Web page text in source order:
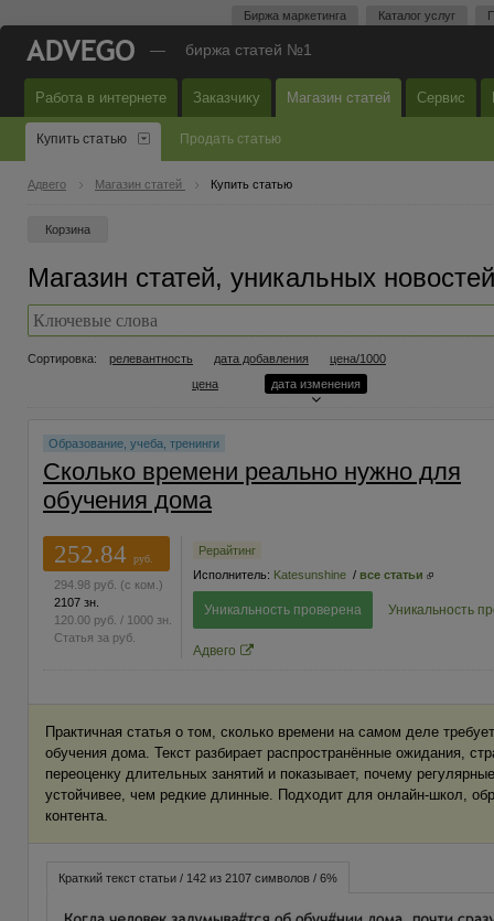
Биржа маркетинга Каталог услуг
— биржа статей №1
Работа в интернете Заказчику Магазин статей Сервис
Купить статью Продать статью
Адвего Магазин статей Купить статью
Корзина
Магазин статей, уникальных
Сортировка: релевантность
дата добавления
цена
цена/1000
дата изменения
Образование, учеба, тренинги
Сколько времени реально нужно для
обучения дома
252.84
руб.
294.98 руб. (с ком.)
2107 зн.
120.00 руб. / 1000 зн.
Статья за руб.
Рерайтинг
Исполнитель: Katesunshine / все статьи
Уникальность проверена Уникальность
Адвего
Практичная статья о том, сколько времени на самом деле
обучения дома. Текст разбирает распространённые ожидания,
переоценку длительных занятий и показывает, почему
устойчивее, чем редкие длинные. Подходит для онлайн-школ,
контента.
Краткий текст статьи / 142 из 2107 символов / 6%